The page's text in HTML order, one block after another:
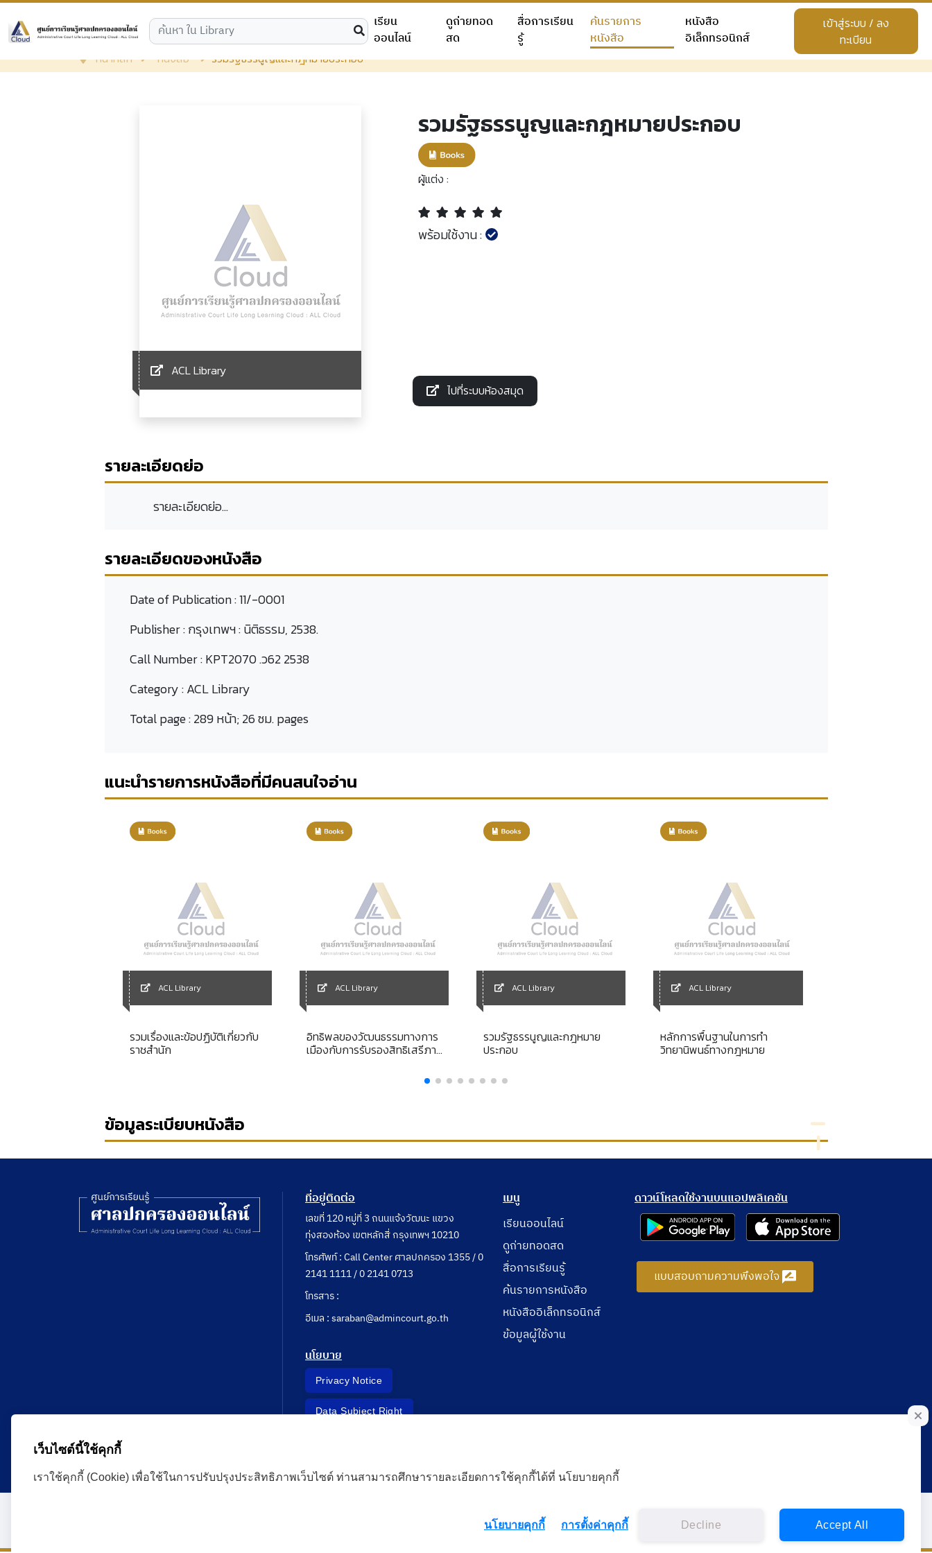
เรียน
ออนไลน์
ดูถ่ายทอด
สด
สื่อการเรียน
รู้
ค้นรายการ
หนังสือ
หนังสือ
อิเล็กทรอนิกส์
เข้าสู่ระบบ / ลง
ทะเบียน
หน้าหลัก
หนังสือ รวมรัฐธรรนูญและกฎหมายประกอบ
ACL Library
รวมรัฐธรรนูญและกฎหมายประกอบ
ผู้แต่ง :
พร้อมใช้งาน :
ไปที่ระบบห้องสมุด
รายละเอียดย่อ
รายละเอียดย่อ...
รายละเอียดของหนังสือ
Date of Publication :11/-0001
Publisher :กรุงเทพฯ : นิติธรรม, 2538.
Call Number :KPT2070 .ว62 2538
Category :ACL Library
Total page :289 หน้า; 26 ซม. pages
แนะนำรายการหนังสือที่มีคนสนใจอ่าน
ACL Library
รวมเรื่องและข้อปฏิบัติเกี่ยวกับ
ราชสำนัก
ACL Library
อิทธิพลของวัฒนธรรมทางการ
เมืองกับการรับรองสิทธิเสรีภาพ
ที่ 4 - ก่อนการเปลี่ยนแปลงการ
ACL Library
รวมรัฐธรรนูญและกฎหมาย
ประกอบ
ACL Library
หลักการพื้นฐานในการทำ
วิทยานิพนธ์ทางกฎหมาย
ข้อมูลระเบียบหนังสือ
ที่อยู่ติดต่อ
เลขที่ 120 หมู่ที่ 3 ถนนแจ้งวัฒนะ แขวง
ทุ่งสองห้อง เขตหลักสี่ กรุงเทพฯ 10210
โทรศัพท์ : Call Center ศาลปกครอง 1355 / 0
2141 1111 / 0 2141 0713
โทรสาร :
อีเมล : saraban@admincourt.go.th
นโยบาย
Privacy Notice
Data Subject Right
เมนู
เรียนออนไลน์
ดูถ่ายทอดสด
สื่อการเรียนรู้
ค้นรายการหนังสือ
หนังสืออิเล็กทรอนิกส์
ข้อมูลผู้ใช้งาน
ดาวน์โหลดใช้งานบนแอปพลิเคชัน
แบบสอบถามความพึงพอใจ
เว็บไซต์นี้ใช้คุกกี้
เราใช้คุกกี้ (Cookie) เพื่อใช้ในการปรับปรุงประสิทธิภาพเว็บไซต์ ท่านสามารถศึกษารายละเอียดการใช้คุกกี้ได้ที่ นโยบายคุกกี้
นโยบายคุกกี้ การตั้งค่าคุกกี้ Decline Accept All